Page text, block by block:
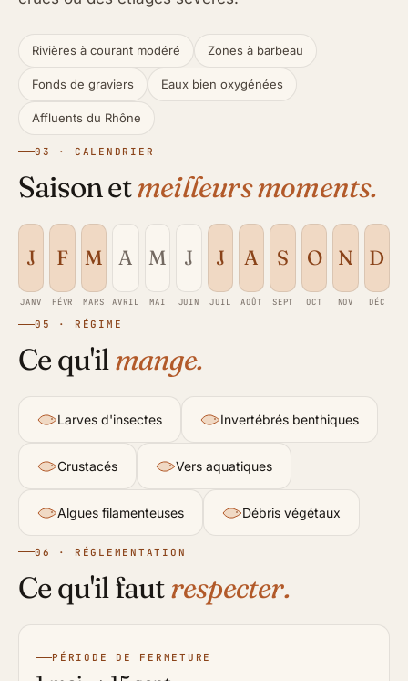
Rivières à courant modéré Zones à barbeau
Fonds de graviers Eaux bien oxygénées
Affluents du Rhône
03 · CALENDRIER
Saison etmeilleurs moments.
J
JANV
F
FÉVR
M
MARS
A
AVRIL
M
MAI
J
JUIN
J
JUIL
A
AOÛT
S
SEPT
O
OCT
N
NOV
D
DÉC
05 · RÉGIME
Ce qu'ilmange.
Larves d'insectes Invertébrés benthiques
Crustacés Vers aquatiques
Algues filamenteuses Débris végétaux
06 · RÉGLEMENTATION
Ce qu'il fautrespecter.
PÉRIODE DE FERMETURE